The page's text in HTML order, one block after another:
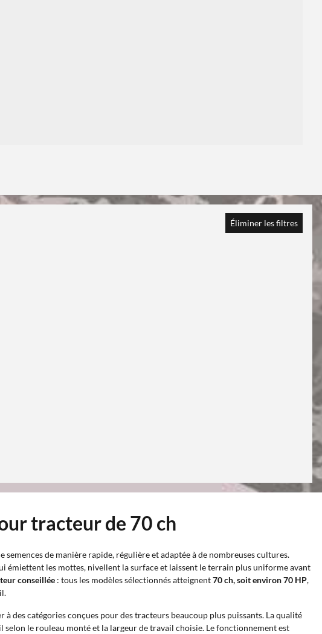
Éliminer les filtres
tracteur de 70 ch
de manière rapide, régulière et adaptée à de nombreuses cultures.
émiettent les mottes, nivellent la surface et laissent le terrain plus uniforme avant
conseillée : tous les modèles sélectionnés atteignent70 ch, soit environ 70 HP,
des catégories conçues pour des tracteurs beaucoup plus puissants. La qualité
le rouleau monté et la largeur de travail choisie. Le fonctionnement est